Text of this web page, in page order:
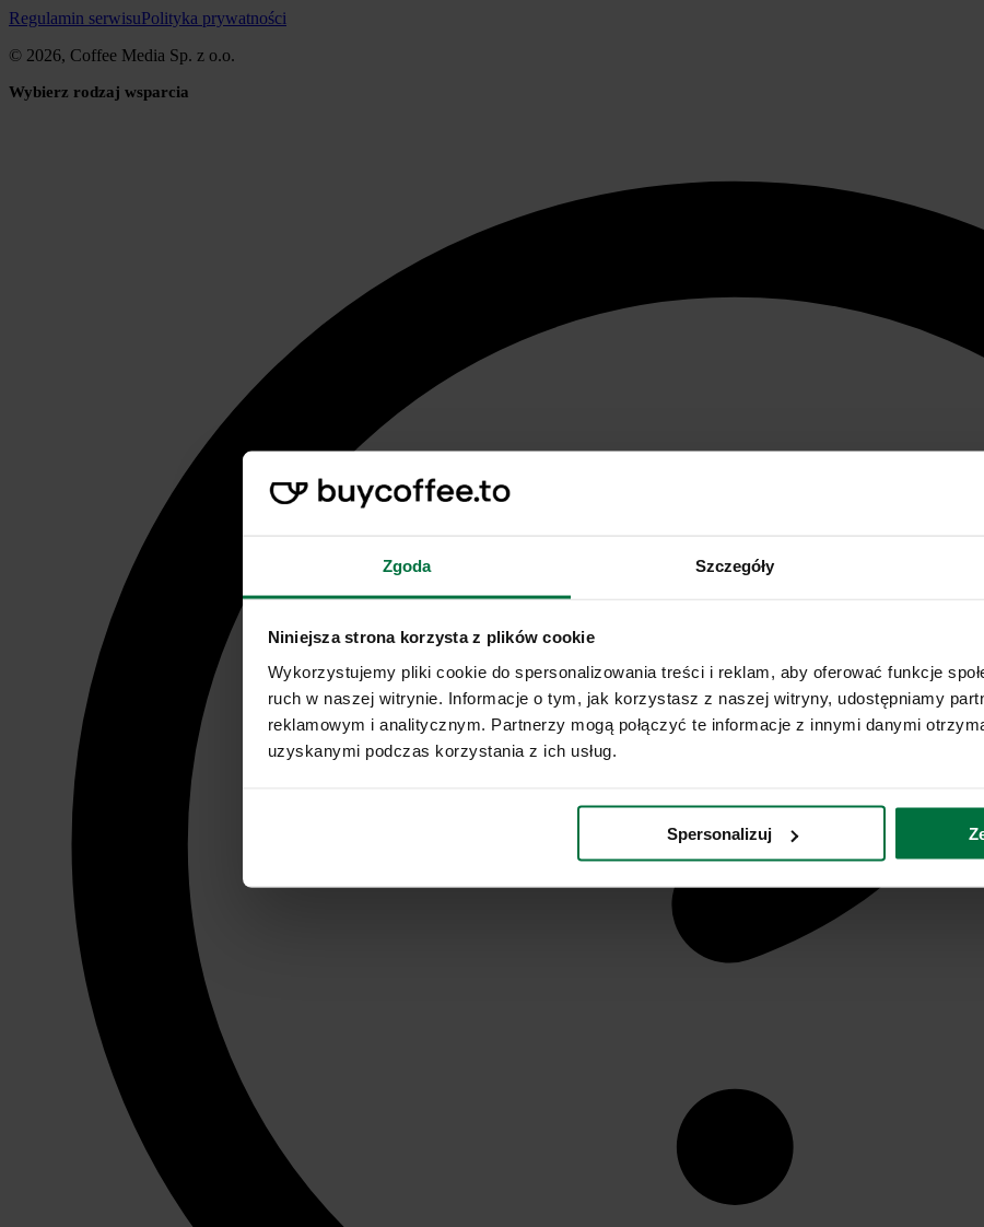
Zgoda Szczegóły
Niniejsza strona korzysta z plików cookie
Wykorzystujemy pliki cookie do spersonalizowania treści i reklam, aby oferować funkcje
ruch w naszej witrynie. Informacje o tym, jak korzystasz z naszej witryny, udostępniamy
reklamowym i analitycznym. Partnerzy mogą połączyć te informacje z innymi danymi
uzyskanymi podczas korzystania z ich usług.
Spersonalizuj
Regulamin serwisuPolityka prywatności
© 2026, Coffee Media Sp. z o.o.
Wybierz rodzaj wsparcia